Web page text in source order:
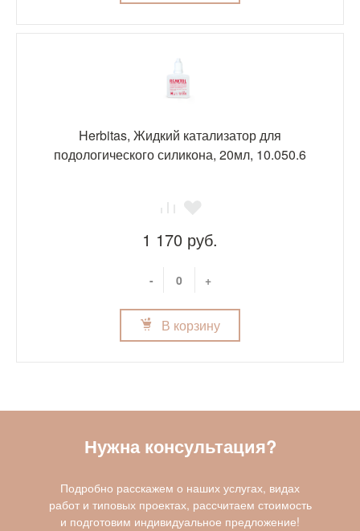
Herbitas, Жидкий катализатор для
подологического силикона, 20мл, 10.050.6
1 170 руб.
- +
В корзину
Нужна консультация?
Подробно расскажем о наших услугах, видах
работ и типовых проектах, рассчитаем стоимость
и подготовим индивидуальное предложение!